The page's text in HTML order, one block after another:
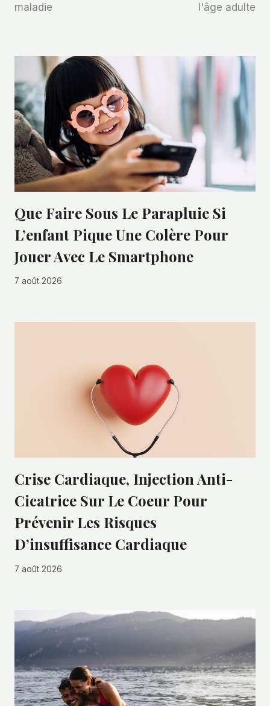
maladie l'âge adulte
Que Faire Sous Le Parapluie Si
L’enfant Pique Une Colère Pour
Jouer Avec Le Smartphone
7 août 2026
Crise Cardiaque, Injection Anti-
Cicatrice Sur Le Coeur Pour
Prévenir Les Risques
D’insuffisance Cardiaque
7 août 2026